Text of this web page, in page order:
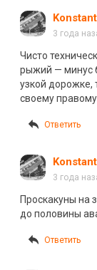
3 года
Чисто
рыжий — минус
узкой дорожке,
своему
Ответить
3 года
Проскакуны на
до половины
Ответить